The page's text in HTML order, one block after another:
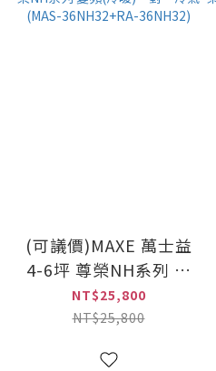
(可議價)MAXE 萬士益
4-6坪 尊榮NH系列 變
頻(冷暖)一對一冷氣
(MAS-36NH32+RA-
NT$25,800
NT$25,800